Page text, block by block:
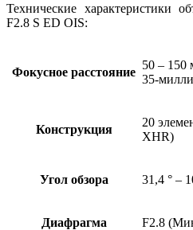
Технические характеристики
F2.8 S ED OIS:
Фокусное расстояние
50 – 150
35-
Конструкция
20
XHR)
Угол обзора 31,4 ° –
Диафрагма F2.8